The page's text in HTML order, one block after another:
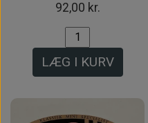
92,00 kr.
LÆG I KURV